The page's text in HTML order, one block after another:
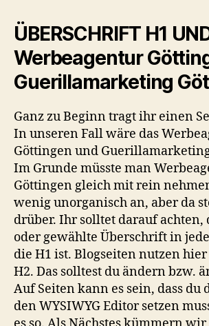
ÜBERSCHRIFT H1
Werbeagentur
Guerillamarketing
Ganz zu Beginn tragt ihr einen
In unseren Fall wäre das
Göttingen und
Im Grunde müsste man
Göttingen gleich mit rein
wenig unorganisch an, aber da
drüber. Ihr solltet darauf achten,
oder gewählte Überschrift in
die H1 ist. Blogseiten nutzen
H2. Das solltest du ändern bzw.
Auf Seiten kann es sein, dass du
den WYSIWYG Editor setzen